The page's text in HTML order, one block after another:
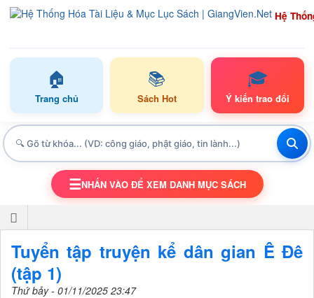
Hệ
🏠
Trang chủ
📚
Sách Hot
🎓
Ý kiến trao đổi
TOGGLE NAVIGATION
☰NHẤN VÀO ĐỂ XEM DANH MỤC SÁCH
Tuyển tập truyện kể dân gian Ê Đê
(tập 1)
Thứ bảy - 01/11/2025 23:47